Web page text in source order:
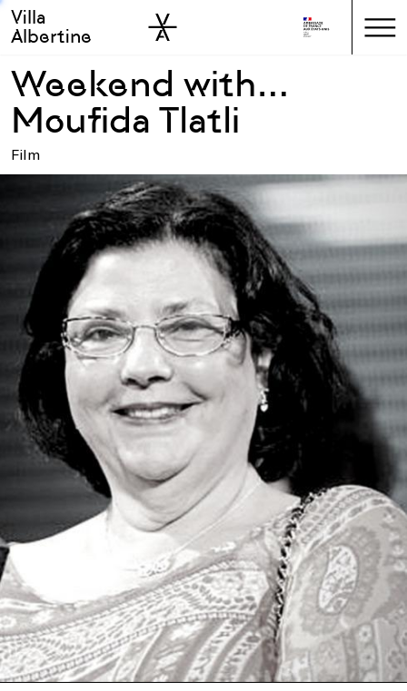
Skip to main
Skip to sidebar
Villa
Albertine
Weekend with…
Moufida Tlatli
Film